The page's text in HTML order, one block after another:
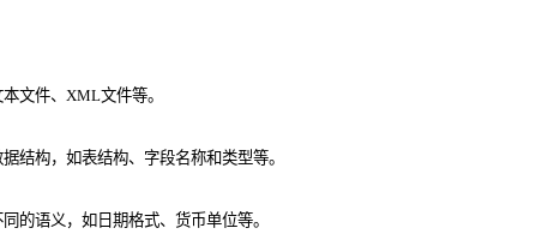
文件、XML文件等。
结构，如表结构、字段名称和类型等。
的语义，如日期格式、货币单位等。